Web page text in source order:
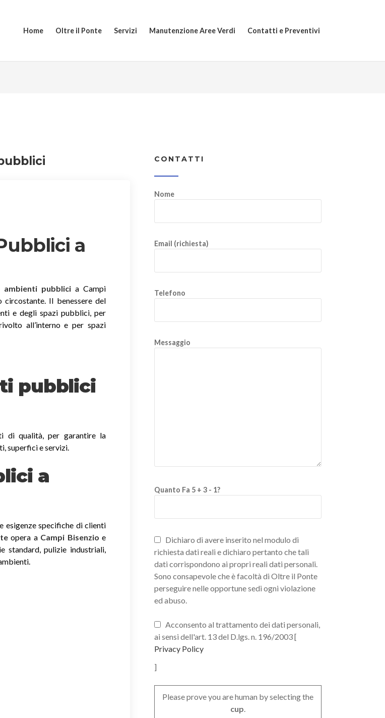
Home Oltre il Ponte Servizi Manutenzione Aree Verdi Contatti e Preventivi
a
ambienti pubblicia Campi
Il benessere del
e degli spazi pubblici, per
all’interno e per spazi
pubblici
di qualità, per garantire la
superfici e servizi.
a
esigenze specifiche di clienti
opera a Campi Bisenzio e
standard, pulizie industriali,
CONTATTI
Nome
Email (richiesta)
Telefono
Messaggio
Quanto Fa 5 + 3 - 1?
Dichiaro di avere inserito nel modulo di
richiesta dati reali e dichiaro pertanto che tali
dati corrispondono ai propri reali dati personali.
Sono consapevole che è facoltà di Oltre il Ponte
perseguire nelle opportune sedi ogni violazione
ed abuso.
Acconsento al trattamento dei dati personali,
ai sensi dell'art. 13 del D.lgs. n. 196/2003 [
Privacy Policy
]
Please prove you are human by selecting the
cup.